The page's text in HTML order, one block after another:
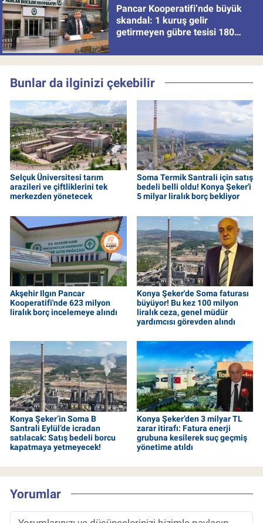
Pancar Kooperatifi’nde büyük
skandal: 1 kuruş gelir
getirmeyen gübre tesisi 180
Bunlar da ilginizi çekebilir
Selçuk Üniversitesi tarım
arazileri ve çiftliklerini tek
merkezden yönetecek
Soma Termik Santrali için satış
bedeli belli oldu! Konya Şeker'i
5 milyar liralık borç bekliyor
Akşehir Ilgın Pancar
Kooperatifi'nde 623 milyon
liralık borç incelemeye alındı
Konya Şeker'de Soma faturası
büyüyor! Bu kez 100 milyon
liralık ceza, genel müdür
yardımcısı görevden alındı
Konya Şeker’in Soma B
Santrali Eylül’de icradan
satılacak: Satış bedeli borcu
kapatmaya yetmeyecek!
Konya Şeker’den 3 milyar TL
zarar itirafı: Fatura enerji
grubuna kesilerek suç geçmiş
yönetime atıldı
Yorumlar